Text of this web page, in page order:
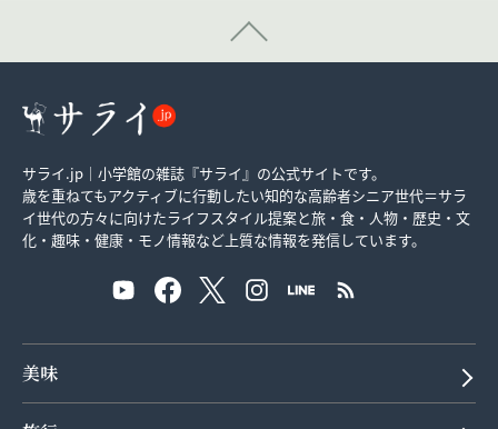
サライ.jp｜小学館の雑誌『サライ』の公式サイトです。
歳を重ねてもアクティブに行動したい知的な高齢者シニア世代＝サラ
イ世代の方々に向けたライフスタイル提案と旅・食・人物・歴史・文
化・趣味・健康・モノ情報など上質な情報を発信しています。
美味